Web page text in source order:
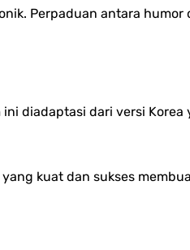
Perpaduan antara humor
ini diadaptasi dari versi Korea
kuat dan sukses